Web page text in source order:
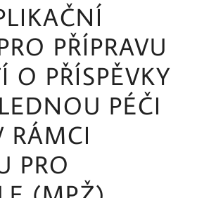
PŘÍPRAVU
O PŘÍSPĚVKY
PÉČI
RÁMCI
PRO